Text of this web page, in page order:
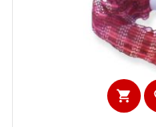
shopping_cart